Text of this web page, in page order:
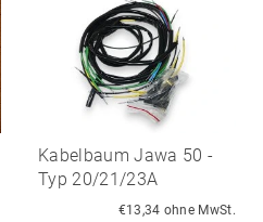
Kabelbaum Jawa 50 -
Typ 20/21/23A
€13,34 ohne MwSt.